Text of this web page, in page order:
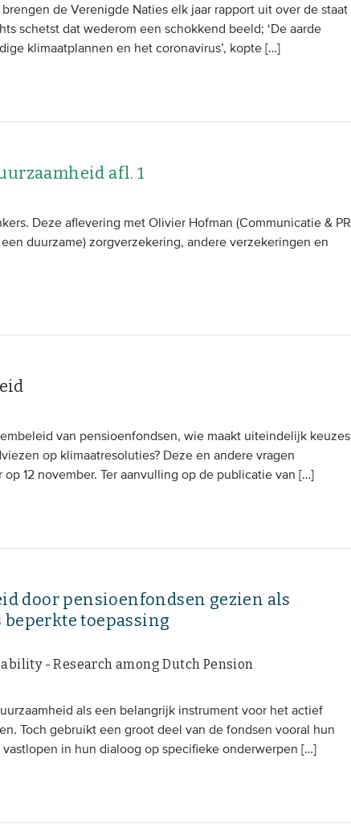
de Verenigde Naties elk jaar rapport uit over de staat
schetst dat wederom een schokkend beeld; ‘De aarde
klimaatplannen en het coronavirus’, kopte […]
afl. 1
Deze aflevering met Olivier Hofman (Communicatie & PR
duurzame) zorgverzekering, andere verzekeringen en
van pensioenfondsen, wie maakt uiteindelijk keuzes
op klimaatresoluties? Deze en andere vragen
12 november. Ter aanvulling op de publicatie van […]
door pensioenfondsen gezien als
toepassing
- Research among Dutch Pension
als een belangrijk instrument voor het actief
Toch gebruikt een groot deel van de fondsen vooral hun
in hun dialoog op specifieke onderwerpen […]